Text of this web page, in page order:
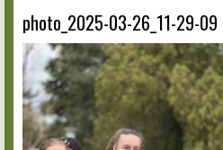
photo_2025-03-26_11-29-09